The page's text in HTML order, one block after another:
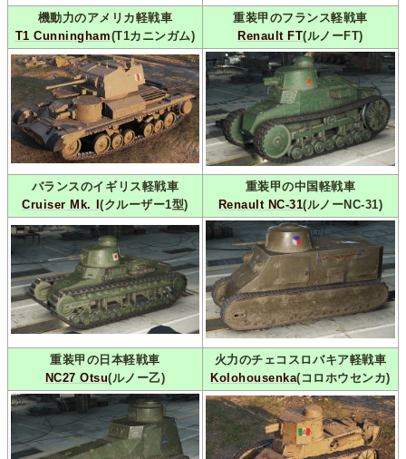
機動力のアメリカ軽戦車
T1 Cunningham(T1カニンガム)
重装甲のフランス軽戦車
Renault FT(ルノーFT)
バランスのイギリス軽戦車
Cruiser Mk. I(クルーザー1型)
重装甲の中国軽戦車
Renault NC-31(ルノーNC-31)
重装甲の日本軽戦車
NC27 Otsu(ルノー乙)
火力のチェコスロバキア軽戦車
Kolohousenka(コロホウセンカ)